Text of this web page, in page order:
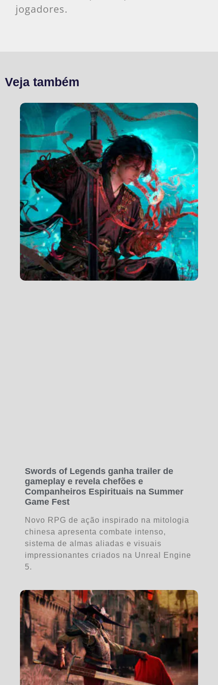
jogadores.
Veja também
Swords of Legends ganha trailer de
gameplay e revela chefões e
Companheiros Espirituais na Summer
Game Fest
Novo RPG de ação inspirado na mitologia
chinesa apresenta combate intenso,
sistema de almas aliadas e visuais
impressionantes criados na Unreal Engine
5.